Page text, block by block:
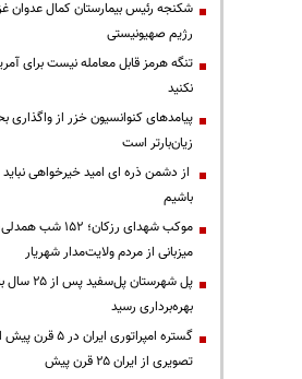
شکنجه رئیس بیمارستان کمال عدوان
رژیم صهیونیستی
تنگه هرمز قابل معامله نیست برای
نکنید
پیامدهای کنوانسیون خزر از واگذاری
زیان‌بارتر است
از دشمن ذره ای امید خیرخواهی
باشیم
موکب شهدای رزکان؛
میزبانی از مردم ولایت‌مدار شهریار
پل شهرستان
بهره‌برداری رسید
گستره امپراتوری ایران
تصویری از ایران ۲۵ قرن پیش